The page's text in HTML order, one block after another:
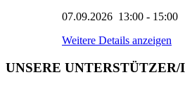
07.09.2026 13:00 - 15:00
Weitere Details anzeigen
UNSERE UNTERSTÜTZER/